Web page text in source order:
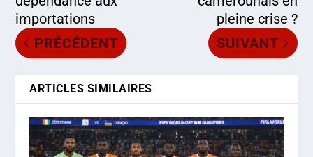
importations
PRÉCÉDENT
pleine crise ?
SUIVANT
ARTICLES SIMILAIRES